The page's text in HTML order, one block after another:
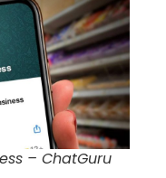
– ChatGuru